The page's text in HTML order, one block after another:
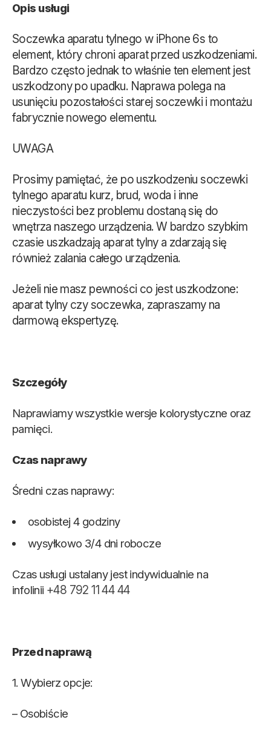
Opis usługi
Soczewka aparatu tylnego w iPhone 6s to
element, który chroni aparat przed uszkodzeniami.
Bardzo często jednak to właśnie ten element jest
uszkodzony po upadku. Naprawa polega na
usunięciu pozostałości starej soczewki i montażu
fabrycznie nowego elementu.
UWAGA
Prosimy pamiętać, że po uszkodzeniu soczewki
tylnego aparatu kurz, brud, woda i inne
nieczystości bez problemu dostaną się do
wnętrza naszego urządzenia. W bardzo szybkim
czasie uszkadzają aparat tylny a zdarzają się
również zalania całego urządzenia.
Jeżeli nie masz pewności co jest uszkodzone:
aparat tylny czy soczewka, zapraszamy na
darmową ekspertyzę.
Szczegóły
Naprawiamy wszystkie wersje kolorystyczne oraz
pamięci.
Czas naprawy
Średni czas naprawy:
osobistej 4 godziny
wysyłkowo 3/4 dni robocze
Czas usługi ustalany jest indywidualnie na
infolinii +48 792 11 44 44
Przed naprawą
1. Wybierz opcje:
– Osobiście